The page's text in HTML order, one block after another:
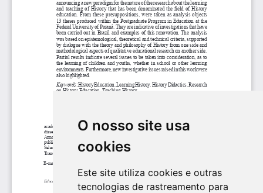
O nosso site usa
cookies
Este site utiliza cookies e outras
tecnologias de rastreamento para